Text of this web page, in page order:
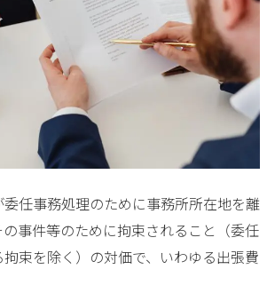
任事務処理のために事務所所在地を離
事件等のために拘束されること（委任
束を除く）の対価で、いわゆる出張費